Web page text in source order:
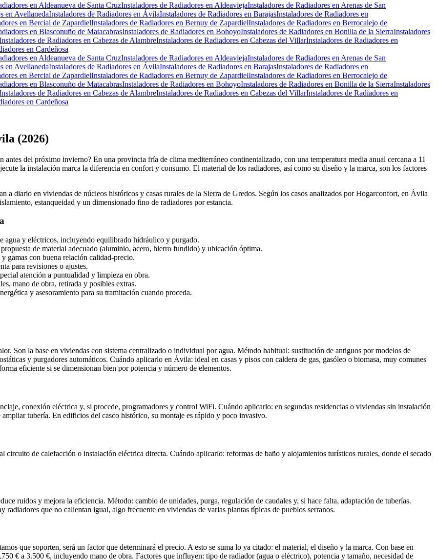
en Aldeanueva de Santa CruzInstaladores de Radiadores en AldeaviejaInstaladores de Radiadores en Arenas de San
en AvellanedaInstaladores de Radiadores en ÁvilaInstaladores de Radiadores en BarajasInstaladores de Radiadores en
en Bercial de ZapardielInstaladores de Radiadores en Bernuy de ZapardielInstaladores de Radiadores en Berrocalejo de
en Blasconuño de MatacabrasInstaladores de Radiadores en BohoyoInstaladores de Radiadores en Bonilla de la SierraInstaladores
de Radiadores en Cabezas de AlambreInstaladores de Radiadores en Cabezas del VillarInstaladores de Radiadores en
en Cardeñosa
en Aldeanueva de Santa CruzInstaladores de Radiadores en AldeaviejaInstaladores de Radiadores en Arenas de San
en AvellanedaInstaladores de Radiadores en ÁvilaInstaladores de Radiadores en BarajasInstaladores de Radiadores en
en Bercial de ZapardielInstaladores de Radiadores en Bernuy de ZapardielInstaladores de Radiadores en Berrocalejo de
en Blasconuño de MatacabrasInstaladores de Radiadores en BohoyoInstaladores de Radiadores en Bonilla de la SierraInstaladores
de Radiadores en Cabezas de AlambreInstaladores de Radiadores en Cabezas del VillarInstaladores de Radiadores en
en Cardeñosa
(2026)
antes del próximo invierno? En una provincia fría de clima mediterráneo continentalizado, con una temperatura media anual cercana a 11
la instalación marca la diferencia en confort y consumo. El material de los radiadores, así como su diseño y la marca, son los factores
a diario en viviendas de núcleos históricos y casas rurales de la Sierra de Gredos. Según los casos analizados por Hogarconfort, en Ávila
estanqueidad y un dimensionado fino de radiadores por estancia.
agua y eléctricos, incluyendo equilibrado hidráulico y purgado.
de material adecuado (aluminio, acero, hierro fundido) y ubicación óptima.
gamas con buena relación calidad-precio.
para revisiones o ajustes.
atención a puntualidad y limpieza en obra.
mano de obra, retirada y posibles extras.
y asesoramiento para su tramitación cuando proceda.
Son la base en viviendas con sistema centralizado o individual por agua. Método habitual: sustitución de antiguos por modelos de
y purgadores automáticos. Cuándo aplicarlo en Ávila: ideal en casas y pisos con caldera de gas, gasóleo o biomasa, muy comunes
eficiente si se dimensionan bien por potencia y número de elementos.
conexión eléctrica y, si procede, programadores y control WiFi. Cuándo aplicarlo: en segundas residencias o viviendas sin instalación
tubería. En edificios del casco histórico, su montaje es rápido y poco invasivo.
de calefacción o instalación eléctrica directa. Cuándo aplicarlo: reformas de baño y alojamientos turísticos rurales, donde el secado
ruidos y mejora la eficiencia. Método: cambio de unidades, purga, regulación de caudales y, si hace falta, adaptación de tuberías.
radiadores que no calientan igual, algo frecuente en viviendas de varias plantas típicas de pueblos serranos.
que soporten, será un factor que determinará el precio. A esto se suma lo ya citado: el material, el diseño y la marca. Con base en
€ a 3.500 €, incluyendo mano de obra. Factores que influyen: tipo de radiador (agua o eléctrico), potencia y tamaño, necesidad de